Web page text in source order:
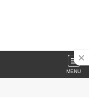
MENU